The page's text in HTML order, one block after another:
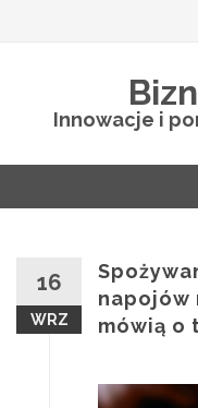
Innowacje i
16
WRZ
napojów
mówią o